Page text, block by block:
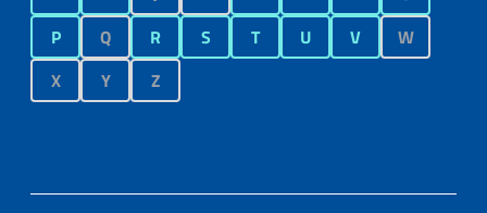
P
Q R S T U V
W
X
Y Z